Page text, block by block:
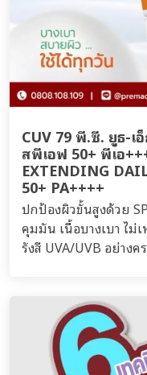
CUV 79 พี.ซี. ยูธ-เ
สพีเอฟ 50+ พีเอ
EXTENDING
50+ PA++++
ปกป้องผิวขั้นสูงด้วย
คุมมัน เนื้อบางเบา ไม่
รังสี UVA/UVB อย่าง